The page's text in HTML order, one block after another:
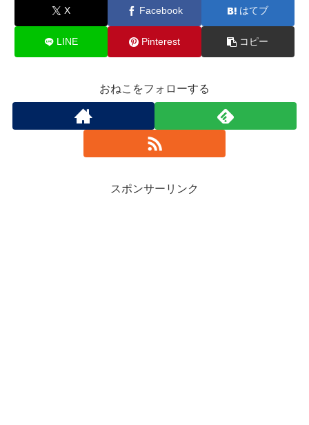
X Facebook はてブ
LINE Pinterest コピー
おねこをフォローする
スポンサーリンク